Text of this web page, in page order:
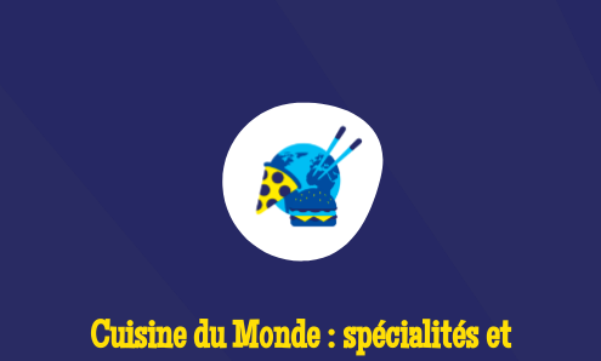
Cuisine du Monde : spécialités et